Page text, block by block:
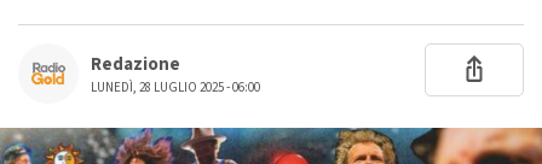
Redazione
LUNEDÌ, 28 LUGLIO 2025 - 06:00